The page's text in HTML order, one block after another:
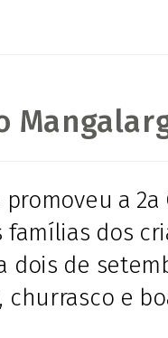
a
dos
dois de
churrasco e